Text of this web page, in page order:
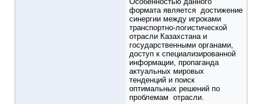
формата является достижение
синергии между игроками
транспортно-логистической
отрасли Казахстана и
государственными органами,
доступ к специализированной
информации, пропаганда
актуальных мировых
тенденций и поиск
оптимальных решений по
проблемам отрасли.